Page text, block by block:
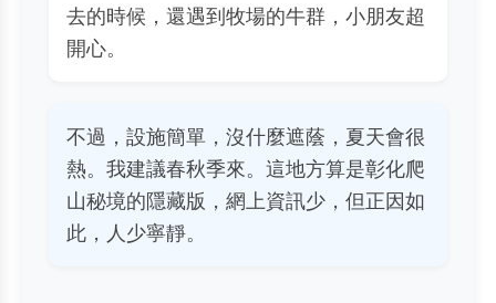
去的時候，還遇到牧場的牛群，小朋友超
開心。
不過，設施簡單，沒什麼遮蔭，夏天會很
熱。我建議春秋季來。這地方算是彰化爬
山秘境的隱藏版，網上資訊少，但正因如
此，人少寧靜。